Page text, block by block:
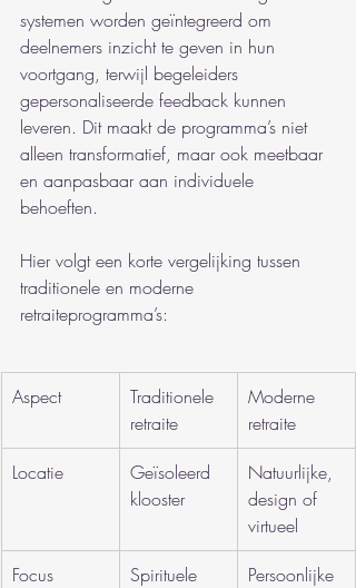
systemen worden geïntegreerd om
deelnemers inzicht te geven in hun
voortgang, terwijl begeleiders
gepersonaliseerde feedback kunnen
leveren. Dit maakt de programma’s niet
alleen transformatief, maar ook meetbaar
en aanpasbaar aan individuele
behoeften.
Hier volgt een korte vergelijking tussen
traditionele en moderne
retraiteprogramma’s:
Aspect
Traditionele
retraite
Moderne
retraite
Locatie
Geïsoleerd
klooster
Natuurlijke,
design of
virtueel
Focus
Spirituele
Persoonlijke